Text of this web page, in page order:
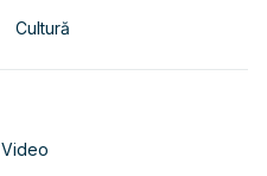
Cultură
Video